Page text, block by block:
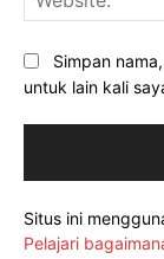
Simpan
untuk lain kali
Situs ini
Pelajari